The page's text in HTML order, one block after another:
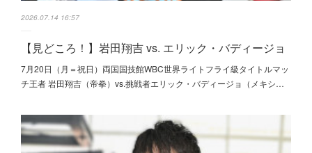
2026.07.14 16:57
【見どころ！】岩田翔吉 vs. エリック・バディージョ
7月20日（月＝祝日）両国国技館WBC世界ライトフライ級タイトルマッ
チ王者 岩田翔吉（帝拳）vs.挑戦者エリック・バディージョ（メキシ…